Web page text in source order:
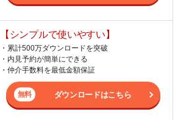
【シンプルで使いやすい】
・累計500万ダウンロードを突破
・内見予約が簡単にできる
・仲介手数料を最低金額保証
ダウンロードはこちら